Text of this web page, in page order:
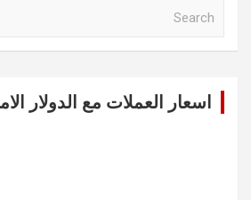
اسعار العملات مع الدولار